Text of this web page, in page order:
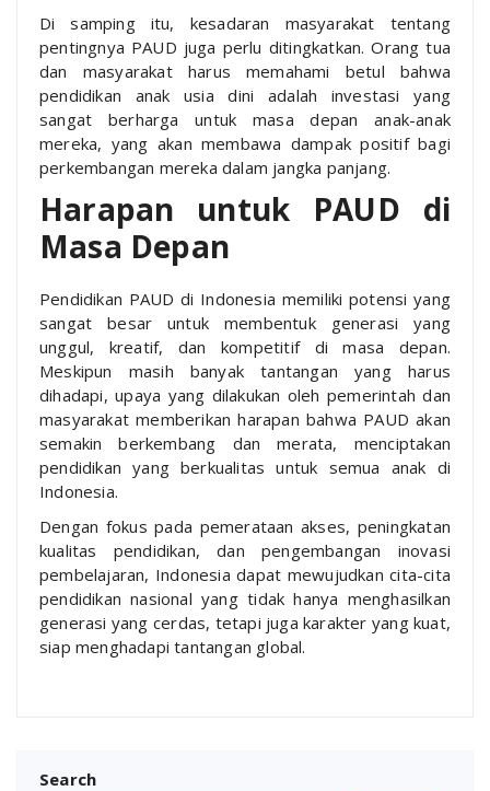
Di samping itu, kesadaran masyarakat tentang
pentingnya PAUD juga perlu ditingkatkan. Orang tua
dan masyarakat harus memahami betul bahwa
pendidikan anak usia dini adalah investasi yang
sangat berharga untuk masa depan anak-anak
mereka, yang akan membawa dampak positif bagi
perkembangan mereka dalam jangka panjang.
Harapan untuk PAUD di
Masa Depan
Pendidikan PAUD di Indonesia memiliki potensi yang
sangat besar untuk membentuk generasi yang
unggul, kreatif, dan kompetitif di masa depan.
Meskipun masih banyak tantangan yang harus
dihadapi, upaya yang dilakukan oleh pemerintah dan
masyarakat memberikan harapan bahwa PAUD akan
semakin berkembang dan merata, menciptakan
pendidikan yang berkualitas untuk semua anak di
Indonesia.
Dengan fokus pada pemerataan akses, peningkatan
kualitas pendidikan, dan pengembangan inovasi
pembelajaran, Indonesia dapat mewujudkan cita-cita
pendidikan nasional yang tidak hanya menghasilkan
generasi yang cerdas, tetapi juga karakter yang kuat,
siap menghadapi tantangan global.
Search